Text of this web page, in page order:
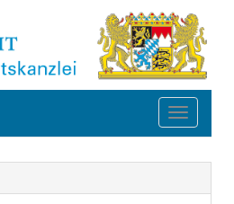
Toggle